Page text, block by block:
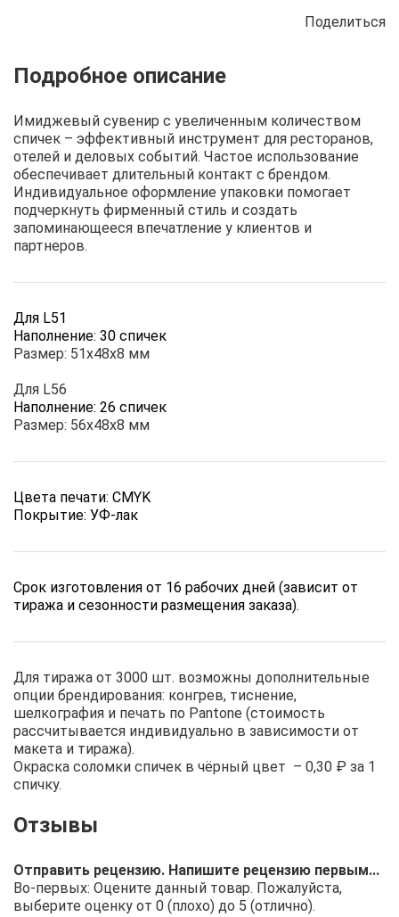
Поделиться
Описание Отзывы Рецепты
Имиджевый сувенир с увеличенным количеством
спичек – эффективный инструмент для ресторанов,
отелей и деловых событий. Частое использование
обеспечивает длительный контакт с брендом.
Индивидуальное оформление упаковки помогает
подчеркнуть фирменный стиль и создать
запоминающееся впечатление у клиентов и
партнеров.
Для L51
Наполнение: 30 спичек
Размер: 51х48х8 мм
Для L56
Наполнение: 26 спичек
Размер: 56х48х8 мм
Цвета печати: CMYK
Покрытие: УФ-лак
Срок изготовления от 16 рабочих дней (зависит от
тиража и сезонности размещения заказа).
Для тиража от 3000 шт. возможны дополнительные
опции брендирования: конгрев, тиснение,
шелкография и печать по Pantone (стоимость
рассчитывается индивидуально в зависимости от
макета и тиража).
Окраска соломки спичек в чёрный цвет – 0,30 ₽ за 1
спичку.
Отправить рецензию. Напишите рецензию первым...
Во-первых: Оцените данный товар. Пожалуйста,
выберите оценку от 0 (плохо) до 5 (отлично).